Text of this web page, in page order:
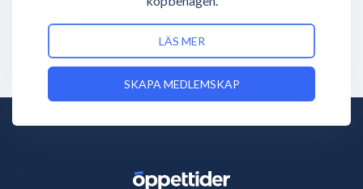
LÄS MER
SKAPA MEDLEMSKAP